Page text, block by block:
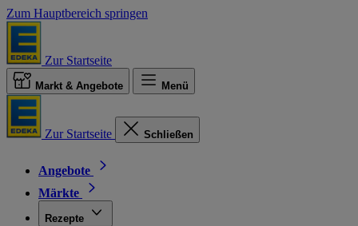
Zum Hauptbereich springen
Zur Startseite
Markt & Angebote Menü
Zur Startseite Schließen
Angebote
Märkte
Rezepte